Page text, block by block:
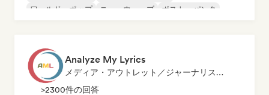
ワールド・ポップ
ニューウェーブ
ポスト・パンク
Analyze My Lyrics
メディア・アウトレット／ジャーナリスト, メンター
>2300件の回答